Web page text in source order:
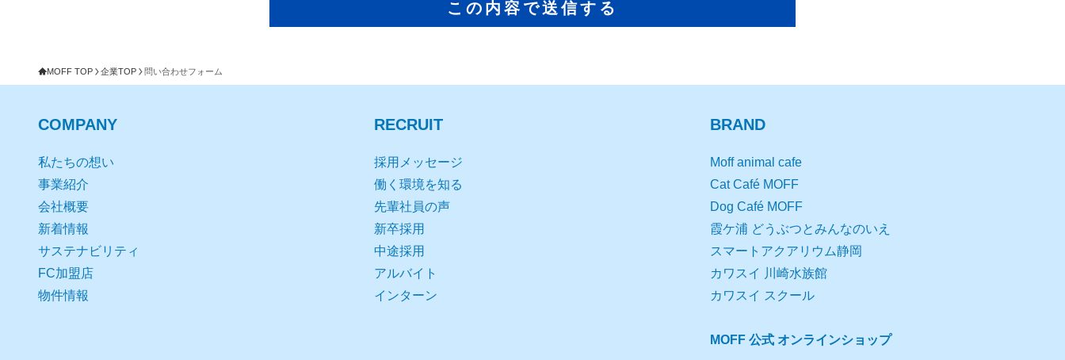
MOFF TOP 企業TOP 問い合わせフォーム
COMPANY
私たちの想い
事業紹介
会社概要
新着情報
サステナビリティ
FC加盟店
物件情報
RECRUIT
採用メッセージ
働く環境を知る
先輩社員の声
新卒採用
中途採用
アルバイト
インターン
BRAND
Moff animal cafe
Cat Café MOFF
Dog Café MOFF
霞ケ浦 どうぶつとみんなのいえ
スマートアクアリウム静岡
カワスイ 川崎水族館
カワスイ スクール
MOFF 公式 オンラインショップ